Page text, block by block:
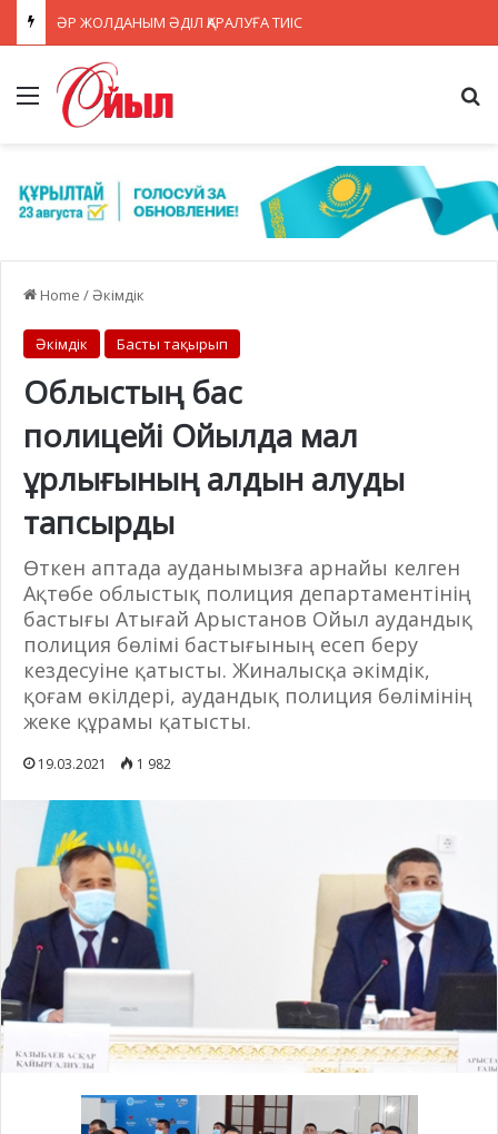
ӘР ЖОЛДАНЫМ ӘДІЛ ҚАРАЛУҒА ТИІС
Menu
Home /Әкімдік
Әкімдік Басты тақырып
Облыстың бас
полицейі Ойылда мал
ұрлығының алдын алуды
тапсырды
Өткен аптада ауданымызға арнайы келген
Ақтөбе облыстық полиция департаментінің
бастығы Атығай Арыстанов Ойыл аудандық
полиция бөлімі бастығының есеп беру
кездесуіне қатысты. Жиналысқа әкімдік,
қоғам өкілдері, аудандық полиция бөлімінің
жеке құрамы қатысты.
19.03.2021 1 982